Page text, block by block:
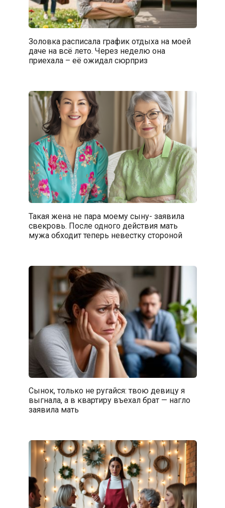
Золовка расписала график отдыха на моей
даче на всё лето. Через неделю она
приехала – её ожидал сюрприз
Такая жена не пара моему сыну- заявила
свекровь. После одного действия мать
мужа обходит теперь невестку стороной
Сынок, только не ругайся: твою девицу я
выгнала, а в квартиру въехал брат — нагло
заявила мать